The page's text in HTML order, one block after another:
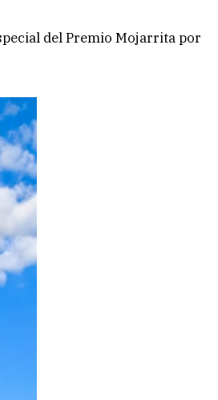
del Premio Mojarrita por